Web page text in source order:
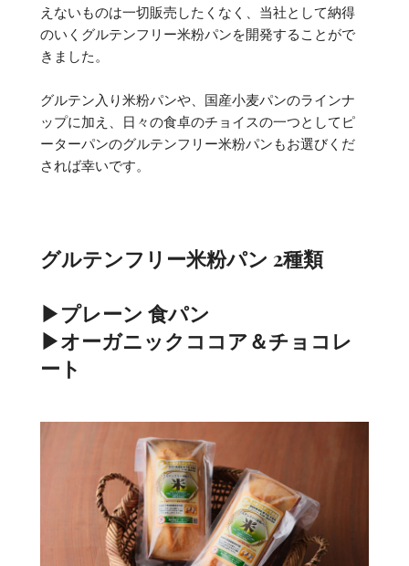
えないものは一切販売したくなく、当社として納得
のいくグルテンフリー米粉パンを開発することがで
きました。
グルテン入り米粉パンや、国産小麦パンのラインナ
ップに加え、日々の食卓のチョイスの一つとしてピ
ーターパンのグルテンフリー米粉パンもお選びくだ
されば幸いです。
グルテンフリー米粉パン 2種類
▶プレーン 食パン
▶オーガニックココア＆チョコレ
ート